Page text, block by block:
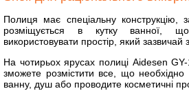
Полиця має спеціальну конструкцію,
розміщується в кутку ванної,
використовувати простір, який
На чотирьох ярусах полиці Aidesen
зможете розмістити все, що
ванну, душ або проводите косметичні